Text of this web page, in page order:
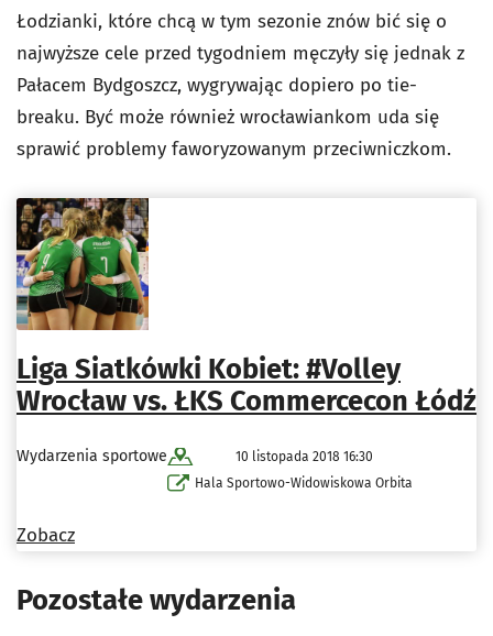
Łodzianki, które chcą w tym sezonie znów bić się o
najwyższe cele przed tygodniem męczyły się jednak z
Pałacem Bydgoszcz, wygrywając dopiero po tie-
breaku. Być może również wrocławiankom uda się
sprawić problemy faworyzowanym przeciwniczkom.
Liga Siatkówki Kobiet: #Volley
Wrocław vs. ŁKS Commercecon Łódź
Wydarzenia sportowe
10 listopada 2018 16:30
Hala Sportowo-Widowiskowa Orbita
Zobacz
Pozostałe wydarzenia